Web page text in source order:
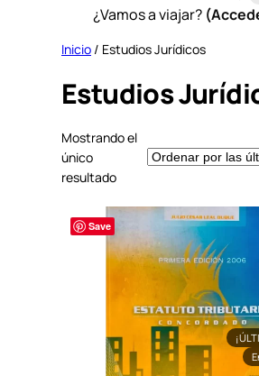
¿Vamos a viajar?
Inicio / Estudios Jurídicos
Estudios
Mostrando el
único
resultado
Save